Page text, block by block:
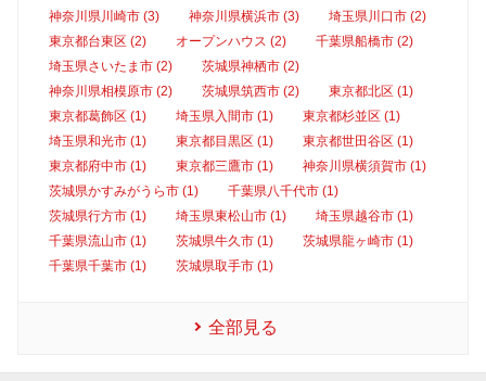
神奈川県川崎市 (3)
神奈川県横浜市 (3)
埼玉県川口市 (2)
東京都台東区 (2)
オープンハウス (2)
千葉県船橋市 (2)
埼玉県さいたま市 (2)
茨城県神栖市 (2)
神奈川県相模原市 (2)
茨城県筑西市 (2)
東京都北区 (1)
東京都葛飾区 (1)
埼玉県入間市 (1)
東京都杉並区 (1)
埼玉県和光市 (1)
東京都目黒区 (1)
東京都世田谷区 (1)
東京都府中市 (1)
東京都三鷹市 (1)
神奈川県横須賀市 (1)
茨城県かすみがうら市 (1)
千葉県八千代市 (1)
茨城県行方市 (1)
埼玉県東松山市 (1)
埼玉県越谷市 (1)
千葉県流山市 (1)
茨城県牛久市 (1)
茨城県龍ヶ崎市 (1)
千葉県千葉市 (1)
茨城県取手市 (1)
全部見る